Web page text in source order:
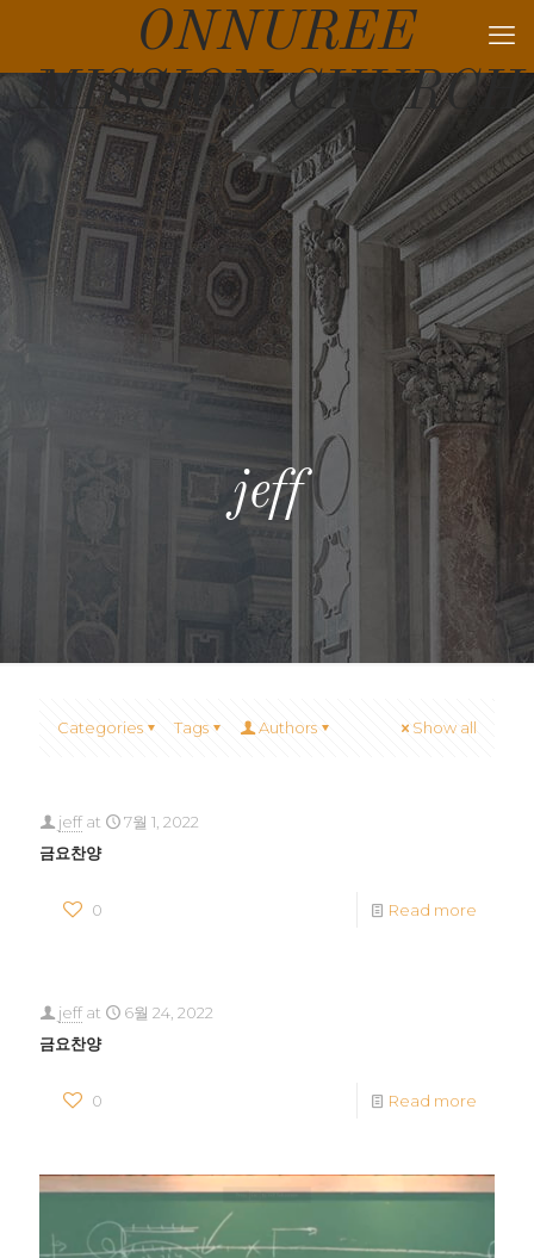
ONNUREE
MISSION CHURCH
jeff
Categories Tags Authors Show all
jeff at 7월 1, 2022
금요찬양
0 Read more
jeff at 6월 24, 2022
금요찬양
0 Read more